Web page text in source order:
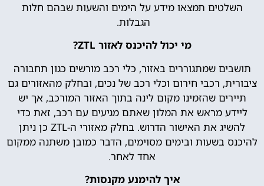
השלטים תמצאו מידע על הימים והשעות שבהם חלות
הגבלות.
מי יכול להיכנס לאזור ZTL?
תושבים שמתגוררים באזור, כלי רכב מורשים כגון תחבורה
ציבורית, רכבי חירום וכלי רכב של נכים, ובחלק מהאזורים גם
תיירים שהזמינו מקום לינה בתוך האזור המורכב, אך יש
ליידע מראש את המלון שאתם מגיעים עם רכב, זאת כדי
להשיג את האישור הדרוש. בחלק מאזורי ה-ZTL כן ניתן
להיכנס בשעות ובימים מסוימים, הדבר כמובן משתנה ממקום
אחד לאחר.
איך להימנע מקנסות?